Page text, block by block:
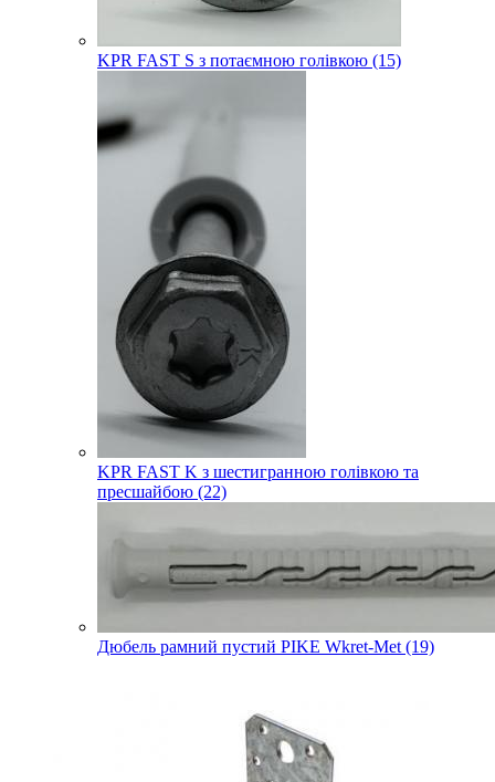
KPR FAST S з потаємною голівкою (15)
KPR FAST K з шестигранною голівкою та
пресшайбою (22)
Дюбель рамний пустий PIKE Wkret-Met (19)